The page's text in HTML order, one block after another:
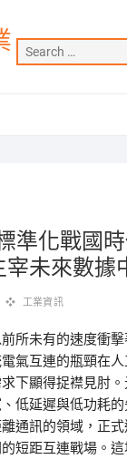
準化戰國
未來數據
工業資訊
所未有的速度衝
氣互連的瓶頸在
下顯得捉襟見肘。
低延遲與低功耗
通訊的領域，正
短距互連戰場。